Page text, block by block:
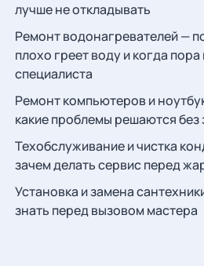
лучше не откладывать
Ремонт водонагревателей —
плохо греет воду и когда
специалиста
Ремонт компьютеров и
какие проблемы решаются без
Техобслуживание и чистка
зачем делать сервис перед
Установка и замена
знать перед вызовом мастера